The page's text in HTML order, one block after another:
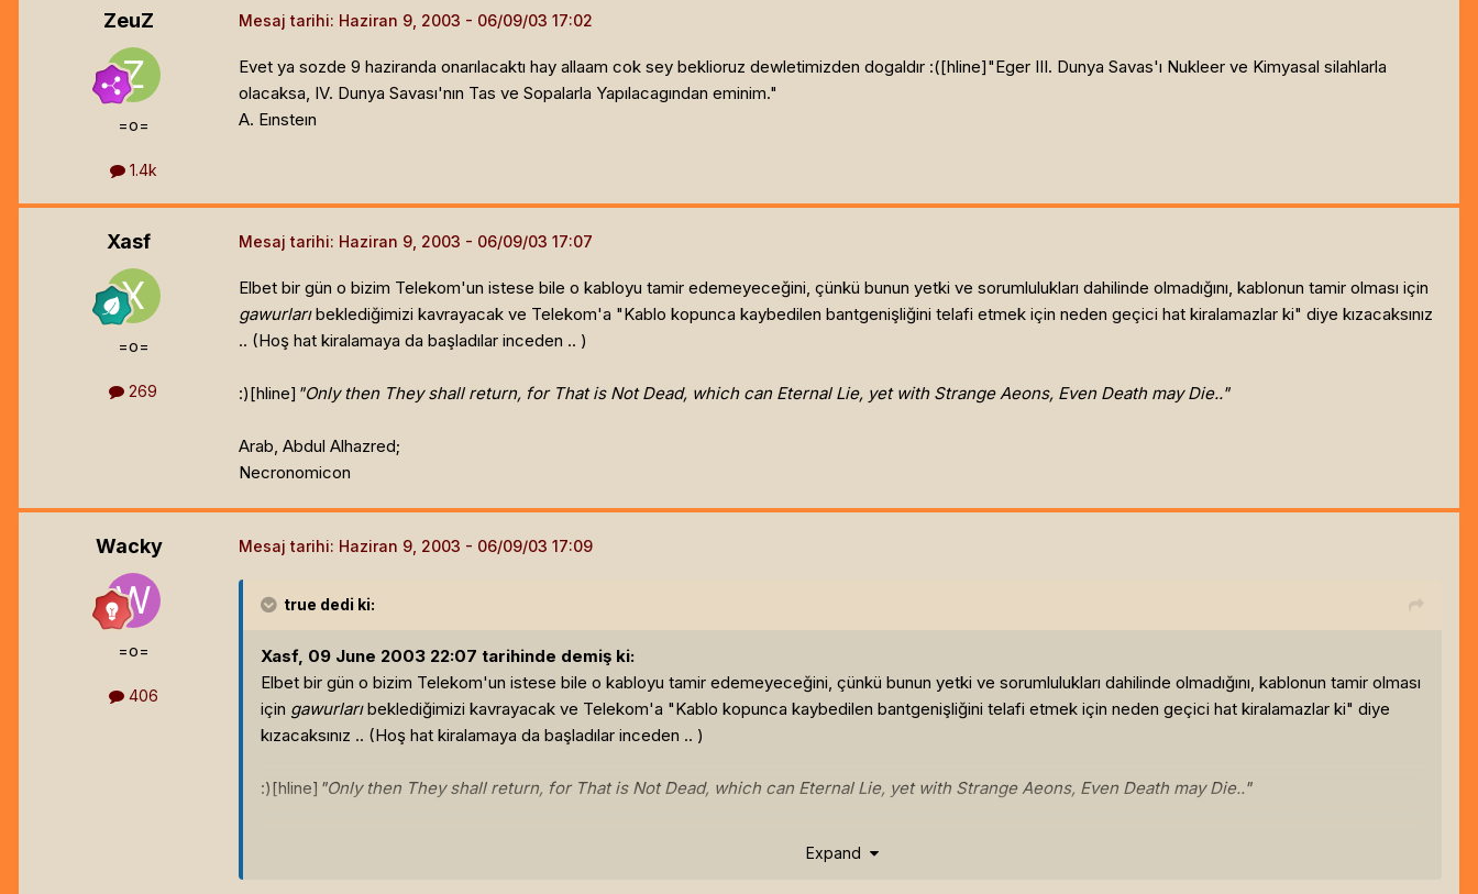
ZeuZ
=o=
1.4k
Mesaj tarihi: Haziran 9, 2003
Evet ya sozde 9 haziranda onarılacaktı hay allaam cok sey beklioruz dewletimizden dogaldır :([hline]"Eger III. Dunya Savas'ı Nukleer ve Kimyasal silahlarla
olacaksa, IV. Dunya Savası'nın Tas ve Sopalarla Yapılacagından eminim."
A. Eınsteın
Xasf
=o=
269
Mesaj tarihi: Haziran 9, 2003
Elbet bir gün o bizim Telekom'un istese bile o kabloyu tamir edemeyeceğini, çünkü bunun yetki ve sorumlulukları dahilinde olmadığını, kablonun tamir olması için
gawurlarıbeklediğimizi kavrayacak ve Telekom'a "Kablo kopunca kaybedilen bantgenişliğini telafi etmek için neden geçici hat kiralamazlar ki" diye kızacaksınız
.. (Hoş hat kiralamaya da başladılar inceden .. )
:)[hline] "Only then They shall return, for That is Not Dead, which can Eternal Lie, yet with Strange Aeons, Even Death may Die.."
Arab, Abdul Alhazred;
Necronomicon
Wacky
=o=
406
Mesaj tarihi: Haziran 9, 2003
true dedi ki:
Xasf, 09 June 2003 22:07 tarihinde demiş ki:
Elbet bir gün o bizim Telekom'un istese bile o kabloyu tamir edemeyeceğini, çünkü bunun yetki ve sorumlulukları dahilinde olmadığını, kablonun tamir olması
için gawurlarıbeklediğimizi kavrayacak ve Telekom'a "Kablo kopunca kaybedilen bantgenişliğini telafi etmek için neden geçici hat kiralamazlar ki" diye
kızacaksınız .. (Hoş hat kiralamaya da başladılar inceden .. )
:)[hline] "Only then They shall return, for That is Not Dead, which can Eternal Lie, yet with Strange Aeons, Even Death may Die.."
Expand